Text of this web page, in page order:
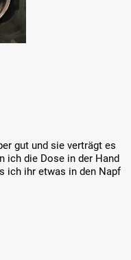
gut und sie verträgt es
ich die Dose in der Hand
ich ihr etwas in den Napf